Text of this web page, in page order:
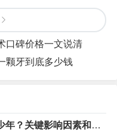
口碑价格一文说清
颗牙到底多少钱
年？关键影响因素和延